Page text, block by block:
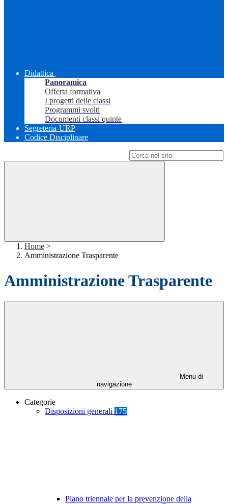
Didattica
Panoramica
Offerta formativa
I progetti delle classi
Programmi svolti
Documenti classi quinte
Segreteria-URP
Codice Disciplinare
Home >
Amministrazione Trasparente
Amministrazione Trasparente
Menu di
navigazione
Categorie
Disposizioni generali 175
Piano triennale per la prevenzione della